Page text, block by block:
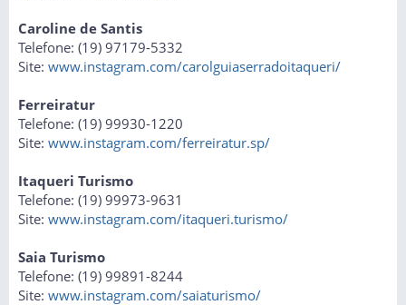
Caroline de Santis
Telefone: (19) 97179-5332
Site: www.instagram.com/carolguiaserradoitaqueri/
Ferreiratur
Telefone: (19) 99930-1220
Site: www.instagram.com/ferreiratur.sp/
Itaqueri Turismo
Telefone: (19) 99973-9631
Site: www.instagram.com/itaqueri.turismo/
Saia Turismo
Telefone: (19) 99891-8244
Site: www.instagram.com/saiaturismo/